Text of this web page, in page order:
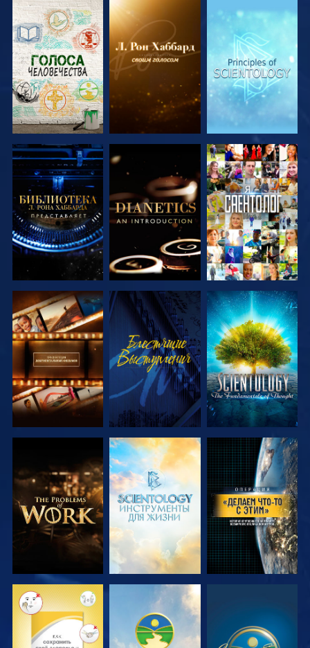
СМОТРЕТЬ
ПЕРЕДАЧИ
СМОТРЕТЬ
ПЕРЕДАЧИ
СМОТРЕТЬ
ПЕРЕДАЧИ
СМОТРЕТЬ
ПЕРЕДАЧИ
СМОТРЕТЬ
ПЕРЕДАЧИ
СМОТРЕТЬ
СМОТРЕТЬ
ПЕРЕДАЧИ
СМОТРЕТЬ
СМОТРЕТЬ
ПЕРЕДАЧИ
СМОТРЕТЬ
ПЕРЕДАЧИ
СМОТРЕТЬ
ПЕРЕДАЧИ
СМОТРЕТЬ
СМОТРЕТЬ СМОТРЕТЬ СМОТРЕТЬ